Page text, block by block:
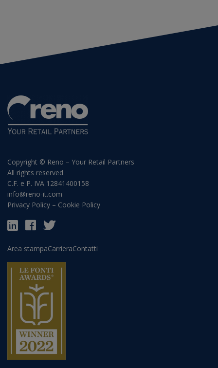
Copyright © Reno – Your Retail Partners
All rights reserved
C.F. e P. IVA 12841400158
info@reno-it.com
Privacy Policy – Cookie Policy
Area stampaCarrieraContatti